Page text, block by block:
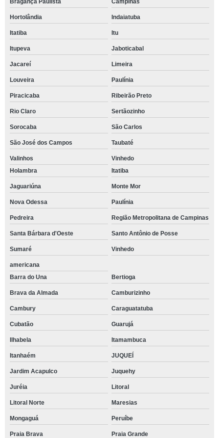
Bragança Paulista Campinas
Hortolândia Indaiatuba
Itatiba Itu
Itupeva Jaboticabal
Jacareí Limeira
Louveira Paulínia
Piracicaba Ribeirão Preto
Rio Claro Sertãozinho
Sorocaba São Carlos
São José dos Campos Taubaté
Valinhos
Vinhedo
Holambra
Itatiba
Jaguariúna Monte Mor
Nova Odessa Paulínia
Pedreira Região Metropolitana de Campinas
Santa Bárbara d'Oeste Santo Antônio de Posse
Sumaré Vinhedo
americana
Barra do Una
Bertioga
Brava da Almada Camburizinho
Cambury Caraguatatuba
Cubatão Guarujá
Ilhabela Itamambuca
Itanhaém JUQUEÍ
Jardim Acapulco Juquehy
Juréia Litoral
Litoral Norte Maresias
Mongaguá Peruíbe
Praia Brava Praia Grande